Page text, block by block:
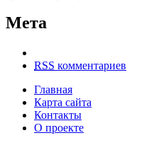
Мета
RSS комментариев
Главная
Карта сайта
Контакты
О проекте